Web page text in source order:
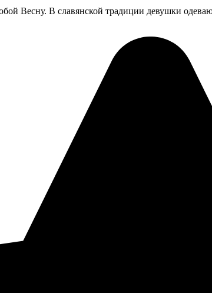
Весну. В славянской традиции девушки